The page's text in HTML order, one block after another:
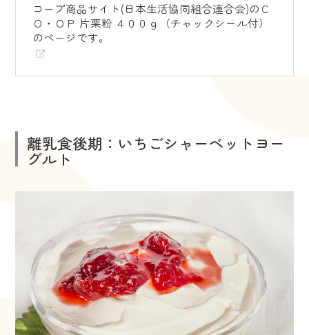
コープ商品サイト(日本生活協同組合連合会)のＣ
Ｏ・ＯＰ 片栗粉 ４００ｇ（チャックシール付）
のページです。
離乳食後期：いちごシャーベットヨー
グルト